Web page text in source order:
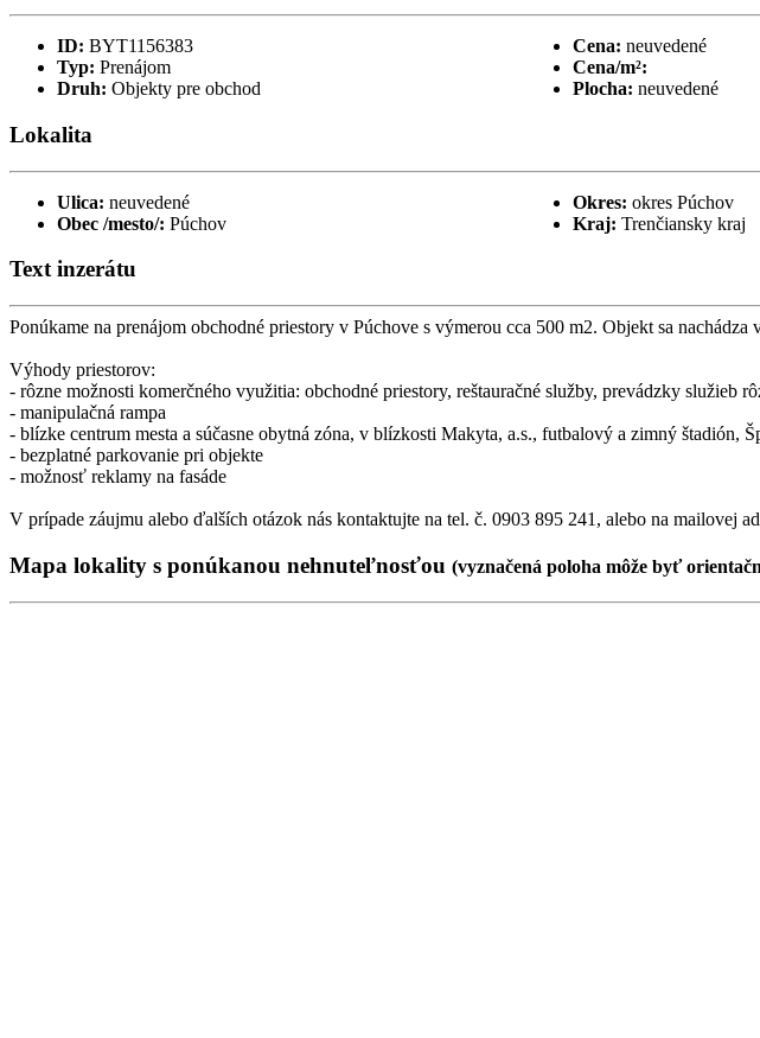
ID: BYT1156383
Typ: Prenájom
Druh: Objekty pre obchod
Cena: neuvedené
Cena/m²:
Plocha: neuvedené
Lokalita
Ulica: neuvedené
Obec /mesto/: Púchov
Okres: okres Púchov
Kraj: Trenčiansky kraj
Text inzerátu
Ponúkame na prenájom obchodné priestory v Púchove s výmerou cca 500 m2. Objekt sa
Výhody priestorov:
- rôzne možnosti komerčného využitia: obchodné priestory, reštauračné služby, prevádzky služieb
- manipulačná rampa
- blízke centrum mesta a súčasne obytná zóna, v blízkosti Makyta, a.s., futbalový a zimný
- bezplatné parkovanie pri objekte
- možnosť reklamy na fasáde
V prípade záujmu alebo ďalších otázok nás kontaktujte na tel. č. 0903 895 241, alebo na mailovej
Mapa lokality s ponúkanou nehnuteľnosťou (vyznačená poloha môže byť